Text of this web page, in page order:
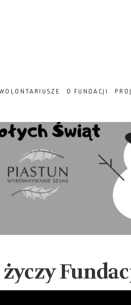
O FUNDACJI
życzy